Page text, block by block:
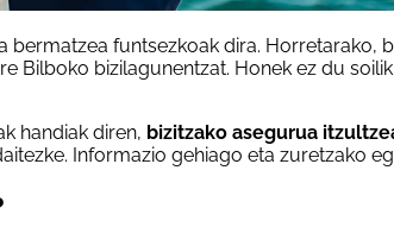
funtsezkoak dira. Horretarako,
Bilboko bizilagunentzat. Honek ez du
handiak diren, bizitzako asegurua
Informazio gehiago eta zuretzako